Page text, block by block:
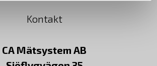
Kontakt
CA Mätsystem AB